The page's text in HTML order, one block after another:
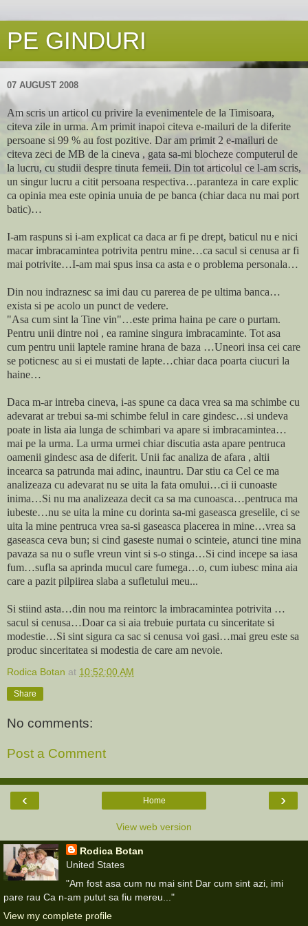
PE GINDURI
07 AUGUST 2008
Am scris un articol cu privire la evenimentele de la Timisoara,
citeva zile in urma. Am primit inapoi citeva e-mailuri de la diferite
persoane si 99 % au fost pozitive. Dar am primit 2 e-mailuri de
citeva zeci de MB de la cineva , gata sa-mi blocheze computerul de
la lucru, cu studii despre tinuta femeii. Din tot articolul ce l-am scris,
un singur lucru a citit persoana respectiva…paranteza in care explic
ca opinia mea este opinia unuia de pe banca (chiar daca nu mai port
batic)…
I-am raspuns si i-am explicat ca daca ar fi pe drept, baticul nu e nici
macar imbracamintea potrivita pentru mine…ca sacul si cenusa ar fi
mai potrivite…I-am mai spus insa ca asta e o problema personala…
Din nou indraznesc sa imi dau cu parerea de pe ultima banca…
exista si pe acolo un punct de vedere.
"Asa cum sint la Tine vin"…este prima haina pe care o purtam.
Pentru unii dintre noi , ea ramine singura imbracaminte. Tot asa
cum pentru unii laptele ramine hrana de baza …Uneori insa cei care
se poticnesc au si ei mustati de lapte…chiar daca poarta ciucuri la
haine…
Daca m-ar intreba cineva, i-as spune ca daca vrea sa ma schimbe cu
adevarat ar trebui sa-mi schimbe felul in care gindesc…si undeva
poate in lista aia lunga de schimbari va apare si imbracamintea…
mai pe la urma. La urma urmei chiar discutia asta apare pentruca
oamenii gindesc asa de diferit. Unii fac analiza de afara , altii
incearca sa patrunda mai adinc, inauntru. Dar stiu ca Cel ce ma
analizeaza cu adevarat nu se uita la fata omului…ci ii cunoaste
inima…Si nu ma analizeaza decit ca sa ma cunoasca…pentruca ma
iubeste…nu se uita la mine cu dorinta sa-mi gaseasca greselile, ci se
uita la mine pentruca vrea sa-si gaseasca placerea in mine…vrea sa
gaseasca ceva bun; si cind gaseste numai o scinteie, atunci tine mina
pavaza sa nu o sufle vreun vint si s-o stinga…Si cind incepe sa iasa
fum…sufla sa aprinda mucul care fumega…o, cum iubesc mina aia
care a pazit pilpiirea slaba a sufletului meu...
Si stiind asta…din nou ma reintorc la imbracamintea potrivita …
sacul si cenusa…Doar ca si aia trebuie purtata cu sinceritate si
modestie…Si sint sigura ca sac si cenusa voi gasi…mai greu este sa
produc sinceritatea si modestia de care am nevoie.
Rodica Botan at 10:52:00 AM
Share
No comments:
Post a Comment
‹ ›
Home
View web version
Rodica Botan
United States
"Am fost asa cum nu mai sint Dar cum sint azi, imi
pare rau Ca n-am putut sa fiu mereu..."
View my complete profile